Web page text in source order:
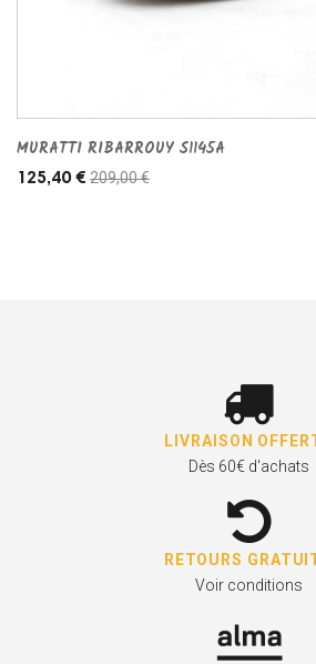
MURATTI RIBARROUY S1145A
125,40 € 209,00 €
LIVRAISON
Dès 60€ d'achats
RETOURS
Voir conditions